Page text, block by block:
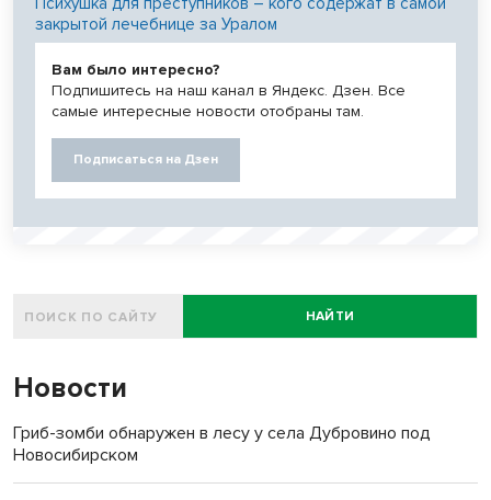
закрытой лечебнице за Уралом
Вам было интересно?
Подпишитесь на наш канал в Яндекс. Дзен. Все
самые интересные новости отобраны там.
Подписаться на Дзен
НАЙТИ
Новости
Гриб-зомби обнаружен в лесу у села Дубровино под
Новосибирском